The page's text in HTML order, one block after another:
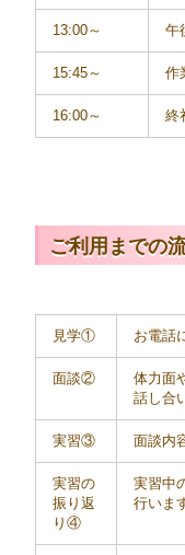
13:00～ 午
15:45～ 作
16:00～ 終
ご利用までの
見学① お電話
面談②
体力面
話し合
実習③ 面談内
実習の
振り返
り④
実習中
行いま